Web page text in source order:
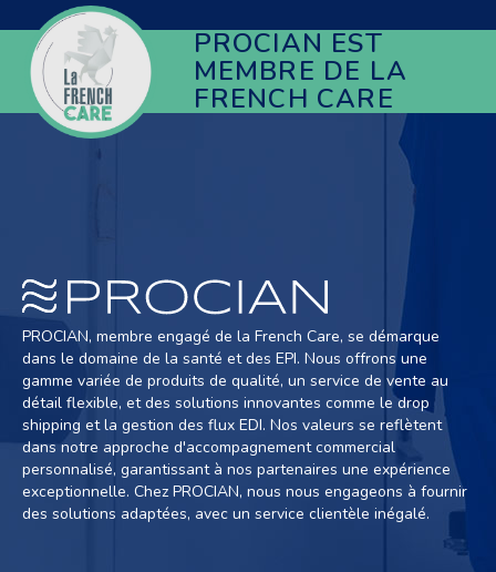
PROCIAN EST
MEMBRE DE LA
FRENCH CARE
PROCIAN, membre engagé de la French Care, se démarque
dans le domaine de la santé et des EPI. Nous offrons une
gamme variée de produits de qualité, un service de vente au
détail flexible, et des solutions innovantes comme le drop
shipping et la gestion des flux EDI. Nos valeurs se reflètent
dans notre approche d'accompagnement commercial
personnalisé, garantissant à nos partenaires une expérience
exceptionnelle. Chez PROCIAN, nous nous engageons à fournir
des solutions adaptées, avec un service clientèle inégalé.